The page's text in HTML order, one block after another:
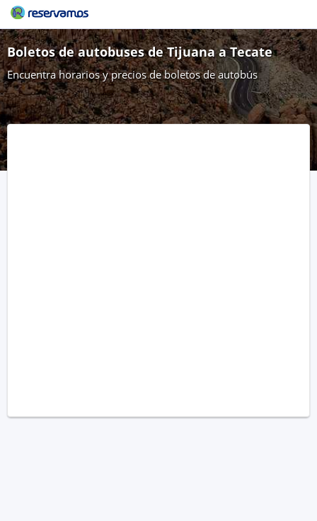
Boletos de autobuses de Tijuana a Tecate
Encuentra horarios y precios de boletos de autobús